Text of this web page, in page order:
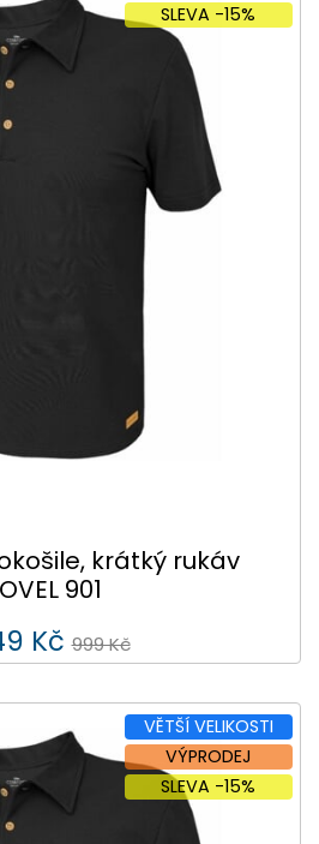
SLEVA -15%
krátký rukáv
OVEL 901
Kč 999 Kč
VĚTŠÍ VELIKOSTI
VÝPRODEJ
SLEVA -15%